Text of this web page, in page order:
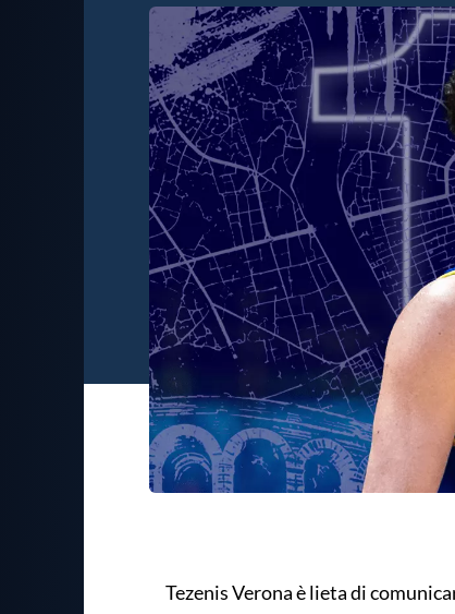
Tezenis Verona è lieta di